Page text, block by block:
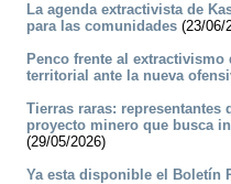
La agenda extractivista de
para las comunidades (23/06/
Penco frente al
territorial ante la nueva
Tierras raras: representantes
proyecto minero que busca
(29/05/2026)
Ya esta disponible el Boletín